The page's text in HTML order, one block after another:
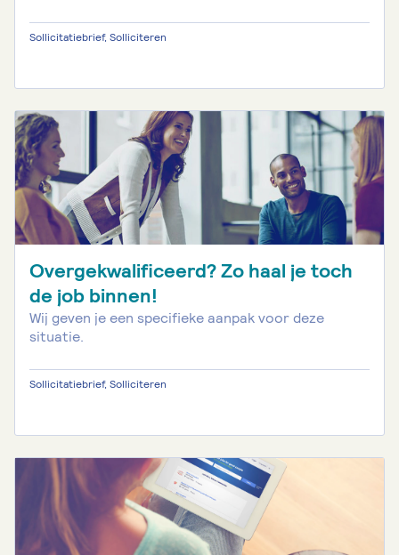
Sollicitatiebrief, Solliciteren
Overgekwalificeerd? Zo haal je toch
de job binnen!
Wij geven je een specifieke aanpak voor deze
situatie.
Sollicitatiebrief, Solliciteren